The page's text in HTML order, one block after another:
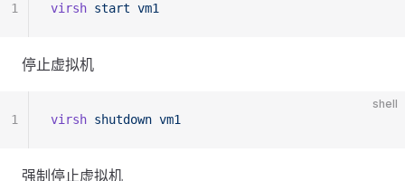
virsh start vm1
1
停止虚拟机
shell
virsh shutdown vm1
1
强制停止虚拟机